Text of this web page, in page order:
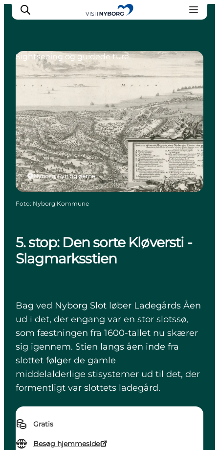
Oplev Nyborg
Outdoor
Det sker i Nyborg
Sprogø
Planlæg din tur
Book & køb
5. stop: Den sorte Kløversti -
Slagmarksstien
Bag ved Nyborg Slot løber Ladegårds Åen
ud i det, der engang var en stor slotssø,
som fæstningen fra 1600-tallet nu skærer
sig igennem. Stien langs åen inde fra
slottet følger de gamle
middelalderlige stisystemer ud til det, der
formentligt var slottets ladegård.
Gratis
Besøg hjemmeside
Nyborg, Fyn og øerne
Sightseeing og guidede ture
Foto: Nyborg Kommune